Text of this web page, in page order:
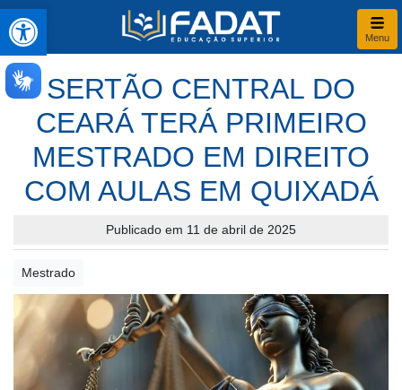
Abrir a barra de ferramentas
Menu
SERTÃO CENTRAL DO
CEARÁ TERÁ PRIMEIRO
MESTRADO EM DIREITO
COM AULAS EM QUIXADÁ
Publicado em 11 de abril de 2025
Mestrado